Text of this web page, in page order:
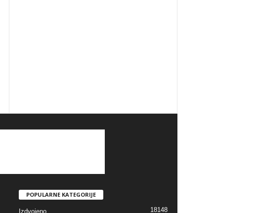
POPULARNE KATEGORIJE
Izdvojeno 18148